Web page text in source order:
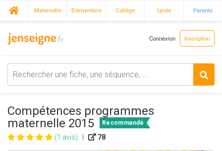
Maternelle Elémentaire Collège Lycée Parents
Connexion Inscription
Compétences programmes
maternelle 2015
Recommandé
(1 avis) 78